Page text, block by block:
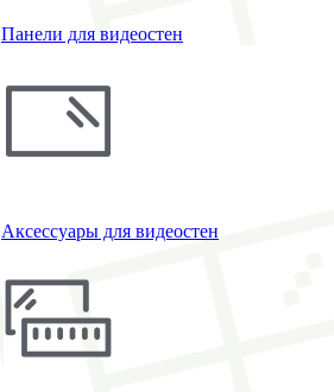
Панели для видеостен
Аксессуары для видеостен